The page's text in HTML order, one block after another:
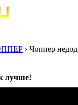
› Чоппер
лучше!